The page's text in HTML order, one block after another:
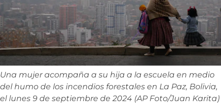
Una mujer acompaña a su hija a la escuela en medio
del humo de los incendios forestales en La Paz, Bolivia,
el lunes 9 de septiembre de 2024 (AP Foto/Juan Karita)